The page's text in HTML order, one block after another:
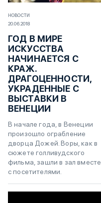
НОВОСТИ
20.06.2018
ГОД В МИРЕ
ИСКУССТВА
НАЧИНАЕТСЯ С
КРАЖ.
ДРАГОЦЕННОСТИ,
УКРАДЕННЫЕ С
ВЫСТАВКИ В
ВЕНЕЦИИ
В начале года, в Венеции
произошло ограбление
дворца Дожей. Воры, как в
сюжете голливудского
фильма, зашли в зал вместе
с посетителями.